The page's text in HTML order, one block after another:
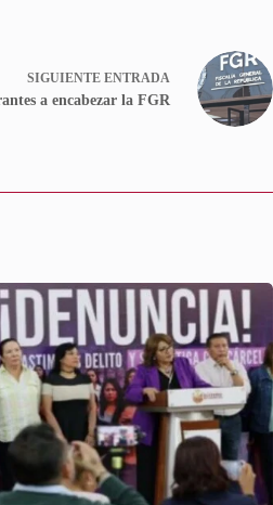
SIGUIENTE ENTRADA
a encabezar la FGR